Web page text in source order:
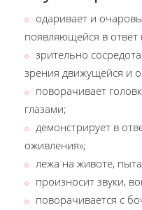
одаривает и
появляющейся в ответ
зрительно
зрения движущейся и
поворачивает
глазами;
демонстрирует в
оживления»;
лежа на животе,
произносит звуки,
поворачивается с